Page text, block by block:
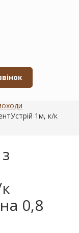
1м, к/к
0,8